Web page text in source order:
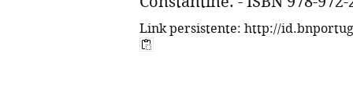
Link persistente: http://